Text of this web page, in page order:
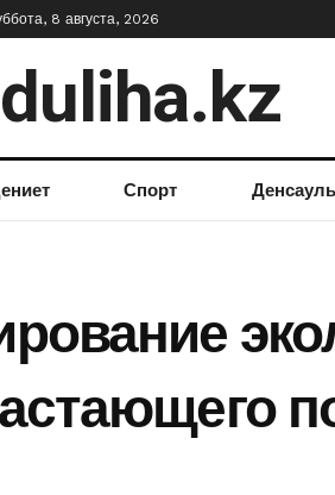
8 августа, 2026
Спорт